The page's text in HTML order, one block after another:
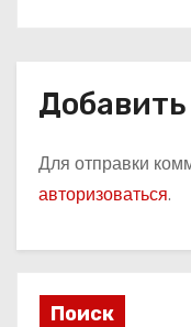
Для отправки
авторизоваться.
Поиск